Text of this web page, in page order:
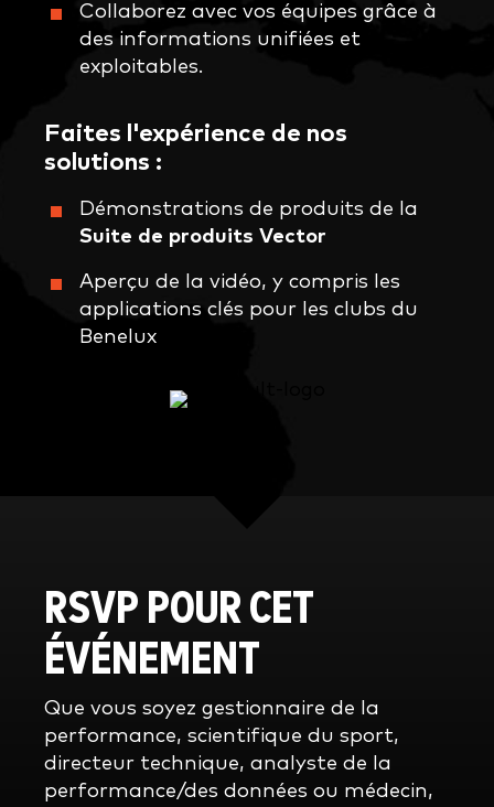
Collaborez avec vos équipes grâce à
des informations unifiées et
exploitables.
Faites l'expérience de nos
solutions :
Démonstrations de produits de la
Suite de produits Vector
Aperçu de la vidéo, y compris les
applications clés pour les clubs du
Benelux
RSVP POUR CET
ÉVÉNEMENT
Que vous soyez gestionnaire de la
performance, scientifique du sport,
directeur technique, analyste de la
performance/des données ou médecin,